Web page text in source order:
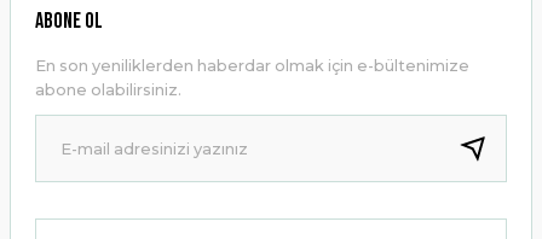
Ürün resmi kalitesiz, bozuk veya görüntülenemiyor.
Ürün bilgilerinde hatalar bulunuyor.
Ürün fiyatı diğer sitelerden daha pahalı.
Bu ürüne benzer farklı alternatifler olmalı.
ABONE OL
En son yeniliklerden haberdar olmak için e-bültenimize
abone olabilirsiniz.